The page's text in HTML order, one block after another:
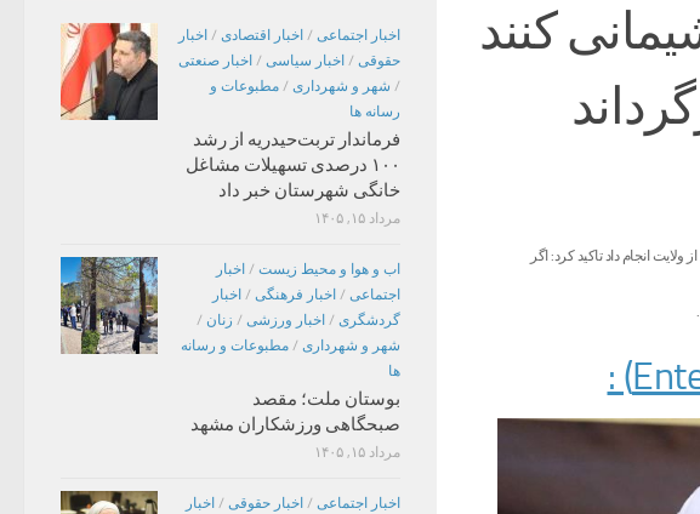
کنند
انجام داد تاکید کرد: اگر
اخبار اجتماعی / اخبار اقتصادی / اخبار
حقوقی / اخبار سیاسی / اخبار صنعتی
/ شهر و شهرداری / مطبوعات و
رسانه ها
فرماندار تربت‌حیدریه از رشد
۱۰۰ درصدی تسهیلات مشاغل
خانگی شهرستان خبر داد
مرداد ۱۵, ۱۴۰۵
اب و هوا و محیط زیست / اخبار
اجتماعی / اخبار فرهنگی / اخبار
گردشگری / اخبار ورزشی / زنان /
شهر و شهرداری / مطبوعات و رسانه
ها
بوستان ملت؛ مقصد
صبحگاهی ورزشکاران مشهد
مرداد ۱۵, ۱۴۰۵
اخبار اجتماعی / اخبار حقوقی / اخبار